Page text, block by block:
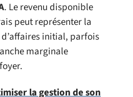
. Le revenu disponible
peut représenter la
initial, parfois
marginale
la gestion de son